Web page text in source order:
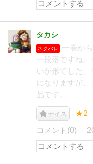
タカシ
ネタバレ
一巻か
一段落ですね。
いか形でした
になりますが
品です。
ナイス ★2
コメント(0)